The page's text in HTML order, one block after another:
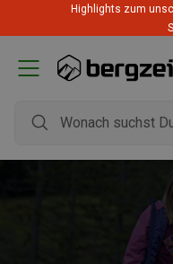
Highlights zum